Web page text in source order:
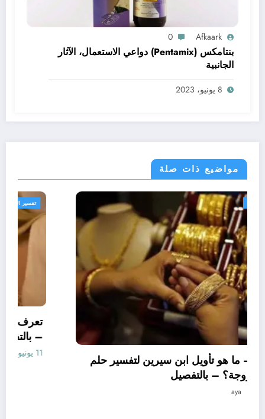
Afkaark
0
بنتامكس (Pentamix) دواعي الاستعمال، الآثار
الجانبية
8 يونيو، 2023
مواضيع ذات صلة
تفسير الاحلام والرؤى
تعرف علي – ما هو تأويل ابن سيرين لتفسير حلم
الاساور للمتزوجة؟ – بالتفصيل